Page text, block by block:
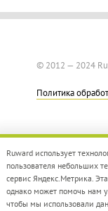
© 2012 — 2024
Политика
Дизайн –Red
Ruward использует
пользователя небольших
сервис Яндекс.Метрика.
однако может помочь нам
чтобы мы использовали